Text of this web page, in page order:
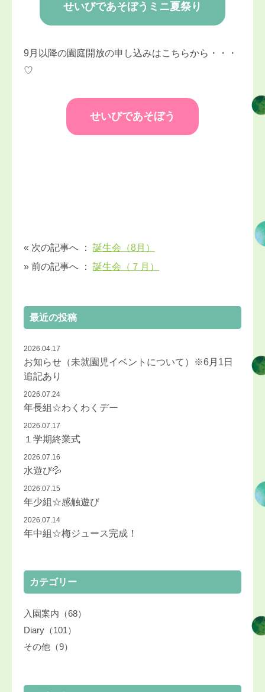
せいびであそぼうミニ夏祭り
9月以降の園庭開放の申し込みはこちらから・・・
♡
せいびであそぼう
« 次の記事へ ： 誕生会（8月）
» 前の記事へ ： 誕生会（７月）
最近の投稿
2026.04.17
お知らせ（未就園児イベントについて）※6月1日
追記あり
2026.07.24
年長組☆わくわくデー
2026.07.17
１学期終業式
2026.07.16
水遊び💦
2026.07.15
年少組☆感触遊び
2026.07.14
年中組☆梅ジュース完成！
カテゴリー
入園案内（68）
Diary（101）
その他（9）